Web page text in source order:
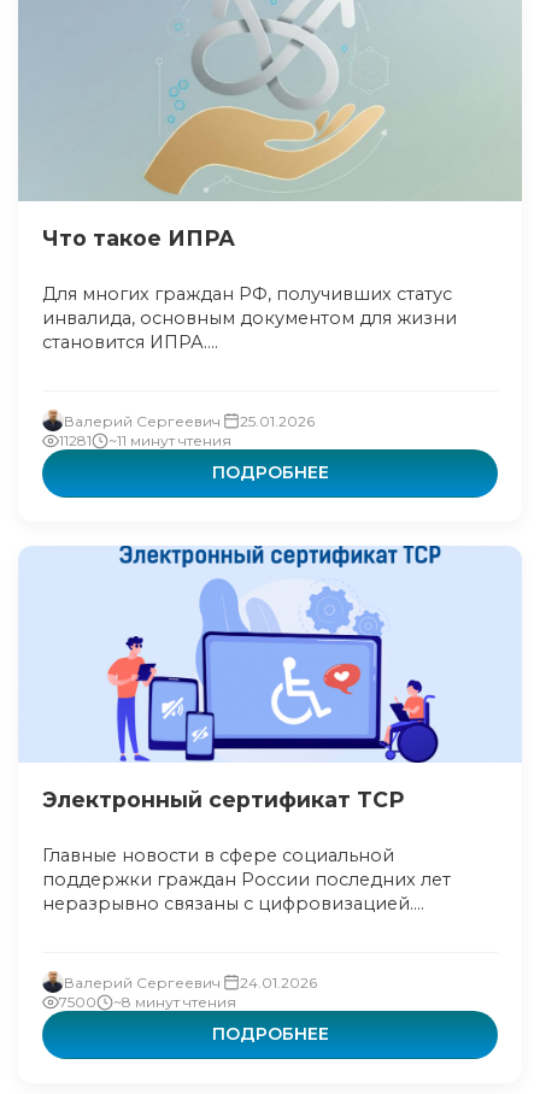
Что такое ИПРА
Для многих граждан РФ, получивших статус
инвалида, основным документом для жизни
становится ИПРА....
Валерий Сергеевич
25.01.2026
11281
~11 минут чтения
ПОДРОБНЕЕ
Электронный сертификат ТСР
Главные новости в сфере социальной
поддержки граждан России последних лет
неразрывно связаны с цифровизацией....
Валерий Сергеевич
24.01.2026
7500
~8 минут чтения
ПОДРОБНЕЕ